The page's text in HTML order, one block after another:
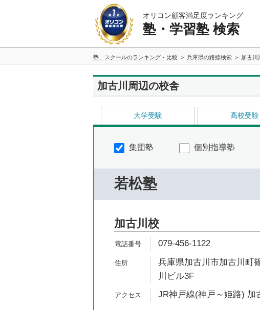
オリコン顧客満足度ランキング
塾・学習塾 検索
塾、スクールのランキング・比較 兵庫県の路線検索 加古川
加古川周辺の校舎
大学受験 高校受験
集団塾 個別指導塾
若松塾
加古川校
079-456-1122
兵庫県加古川市加古川町
川ビル3F
JR神戸線(神戸～姫路) 加